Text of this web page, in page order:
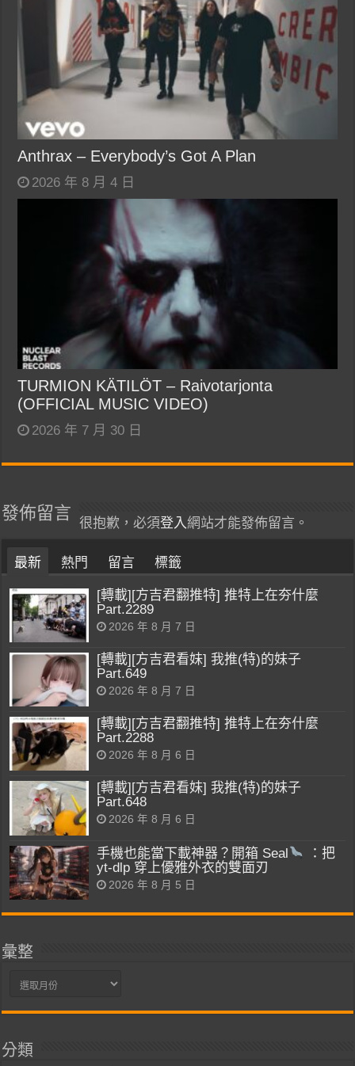
Anthrax – Everybody’s Got A Plan
2026 年 8 月 4 日
TURMION KÄTILÖT – Raivotarjonta
(OFFICIAL MUSIC VIDEO)
2026 年 7 月 30 日
發佈留言
很抱歉，必須登入網站才能發佈留言。
最新 熱門 留言 標籤
[轉載][方吉君翻推特] 推特上在夯什麼
Part.2289
2026 年 8 月 7 日
[轉載][方吉君看妹] 我推(特)的妹子
Part.649
2026 年 8 月 7 日
[轉載][方吉君翻推特] 推特上在夯什麼
Part.2288
2026 年 8 月 6 日
[轉載][方吉君看妹] 我推(特)的妹子
Part.648
2026 年 8 月 6 日
手機也能當下載神器？開箱 Seal
：把
yt-dlp 穿上優雅外衣的雙面刃
2026 年 8 月 5 日
彙整
彙
分類